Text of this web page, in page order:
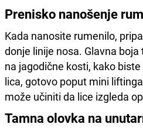
Prenisko nanošenje
Kada nanosite rumenilo,
donje linije nosa. Glavna
na jagodične kosti, kako
lica, gotovo poput mini
može učiniti da lice izgleda
Tamna olovka na